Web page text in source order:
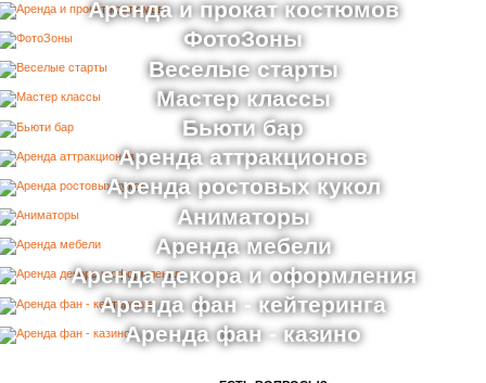
Аренда и прокат костюмов
ФотоЗоны
Веселые старты
Мастер классы
Бьюти бар
Аренда аттракционов
Аренда ростовых кукол
Аниматоры
Аренда мебели
Аренда декора и оформления
Аренда фан - кейтеринга
Аренда фан - казино